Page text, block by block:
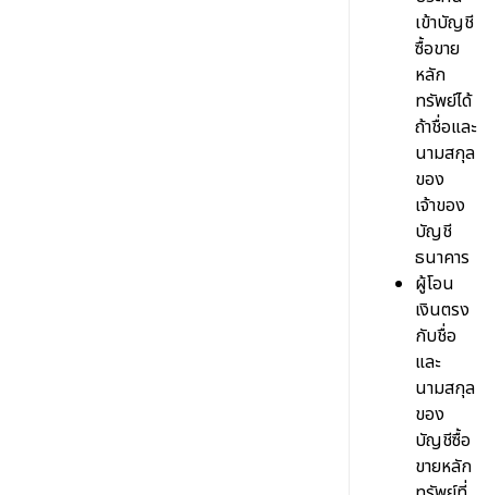
เข้าบัญชี
ซื้อขาย
หลัก
ทรัพย์ได้
ถ้าชื่อและ
นามสกุล
ของ
เจ้าของ
บัญชี
ธนาคาร
ผู้โอน
เงินตรง
กับชื่อ
และ
นามสกุล
ของ
บัญชีซื้อ
ขายหลัก